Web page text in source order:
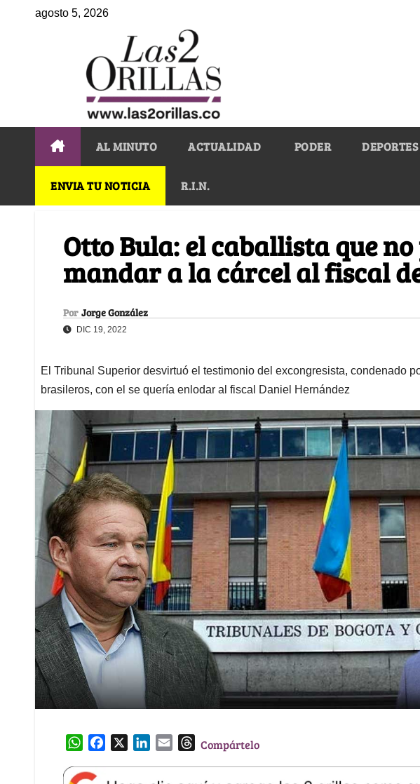
agosto 5, 2026
AL MINUTO ACTUALIDAD PODER DEPORTES
ENVIA TU NOTICIA R.I.N.
Otto Bula: el caballista que
mandar a la cárcel al fiscal
Por Jorge González
DIC 19, 2022
El Tribunal Superior desvirtuó el testimonio del excongresista, condenado
brasileros, con el se quería enlodar al fiscal Daniel Hernández
W
a
TCompártelo